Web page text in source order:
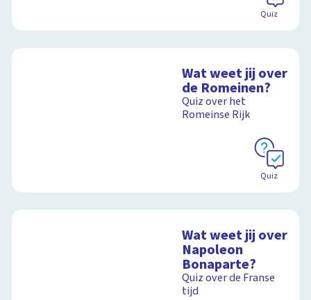
Quiz
Wat weet jij over
de Romeinen?
Quiz over het
Romeinse Rijk
Quiz
Wat weet jij over
Napoleon
Bonaparte?
Quiz over de Franse
tijd